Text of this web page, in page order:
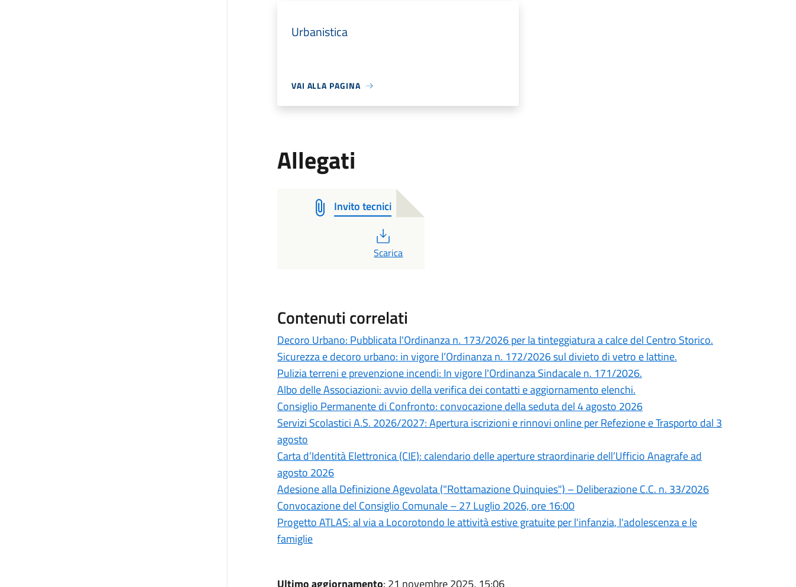
Urbanistica
VAI ALLA PAGINA
Allegati
Invito tecnici
PDF
Scarica
Contenuti correlati
Decoro Urbano: Pubblicata l'Ordinanza n. 173/2026 per la tinteggiatura a calce del Centro Storico.
Sicurezza e decoro urbano: in vigore l’Ordinanza n. 172/2026 sul divieto di vetro e lattine.
Pulizia terreni e prevenzione incendi: In vigore l'Ordinanza Sindacale n. 171/2026.
Albo delle Associazioni: avvio della verifica dei contatti e aggiornamento elenchi.
Consiglio Permanente di Confronto: convocazione della seduta del 4 agosto 2026
Servizi Scolastici A.S. 2026/2027: Apertura iscrizioni e rinnovi online per Refezione e Trasporto dal 3
agosto
Carta d’Identità Elettronica (CIE): calendario delle aperture straordinarie dell’Ufficio Anagrafe ad
agosto 2026
Adesione alla Definizione Agevolata ("Rottamazione Quinquies") – Deliberazione C.C. n. 33/2026
Convocazione del Consiglio Comunale – 27 Luglio 2026, ore 16:00
Progetto ATLAS: al via a Locorotondo le attività estive gratuite per l'infanzia, l'adolescenza e le
famiglie
Ultimo aggiornamento: 21 novembre 2025, 15:06